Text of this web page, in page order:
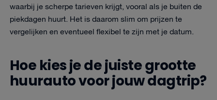
waarbij je scherpe tarieven krijgt, vooral als je buiten de
piekdagen huurt. Het is daarom slim om prijzen te
vergelijken en eventueel flexibel te zijn met je datum.
Hoe kies je de juiste grootte
huurauto voor jouw dagtrip?